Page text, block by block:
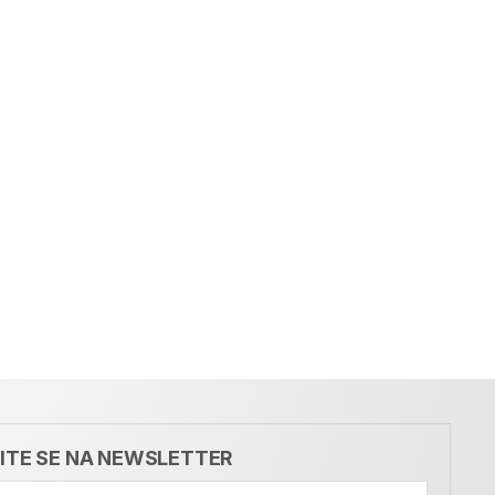
SE NA NEWSLETTER